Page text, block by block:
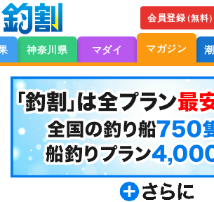
会員登録（無料）
神奈川県 マダイ マガジン